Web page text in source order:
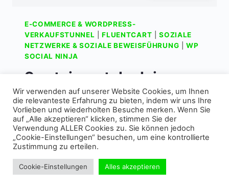
E-COMMERCE & WORDPRESS-
VERKAUFSTUNNEL |FLUENTCART |SOZIALE
NETZWERKE & SOZIALE BEWEISFÜHRUNG |WP
SOCIAL NINJA
So steigerst du deinen
Umsatz mit WP Social
Ninja + FluentCart
18 JULI 2026
Wir verwenden auf unserer Website Cookies, um Ihnen
die relevanteste Erfahrung zu bieten, indem wir uns Ihre
Vorlieben und wiederholten Besuche merken. Wenn Sie
auf „Alle akzeptieren“ klicken, stimmen Sie der
Verwendung ALLER Cookies zu. Sie können jedoch
„Cookie-Einstellungen“ besuchen, um eine kontrollierte
Zustimmung zu erteilen.
Cookie-Einstellungen Alles akzeptieren